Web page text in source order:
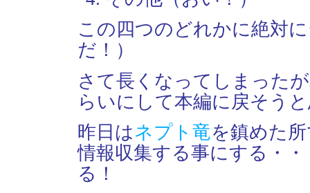
この四つのどれかに絶対
だ！）
さて長くなってしまったが
らいにして本編に戻そう
昨日はネプト竜を鎮めた
情報収集する事にする・
る！